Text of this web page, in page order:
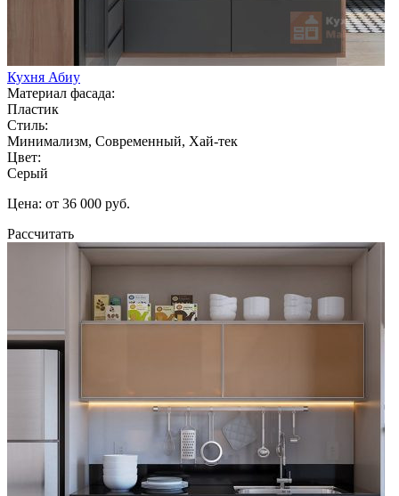
Кухня Абиу
Материал фасада:
Пластик
Стиль:
Минимализм, Современный, Хай-тек
Цвет:
Серый
Цена: от 36 000 руб.
Рассчитать